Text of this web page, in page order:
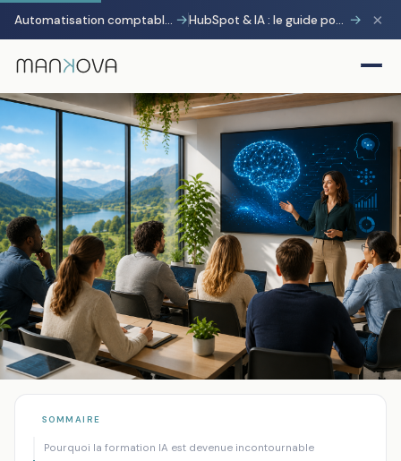
Automatisation comptable avec Pennylane : transformer la charge administrative en avantage stratégique → HubSpot & IA : le guide pour gagner 10 heures par semaine → ×
Accueil/ Blog/Comment former efficacement vos collaborateurs à l...
INTELLIGENCE ARTIFICIELLE ENTREPRISE IA GÉNÉRATIVE
SOMMAIRE
Pourquoi la formation IA est devenue incontournable